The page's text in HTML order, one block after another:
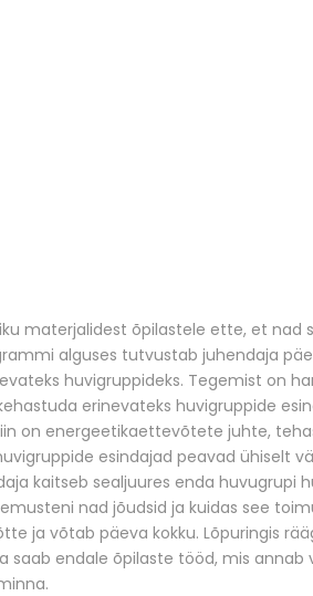
materjalidest õpilastele ette, et nad
alguses tutvustab juhendaja
huvigruppideks. Tegemist on
erinevateks huvigruppide
on energeetikaettevõtete juhte,
esindajad peavad ühiselt
kaitseb sealjuures enda huvugrupi
nad jõudsid ja kuidas see
ja võtab päeva kokku. Lõpuringis
saab endale õpilaste tööd, mis annab